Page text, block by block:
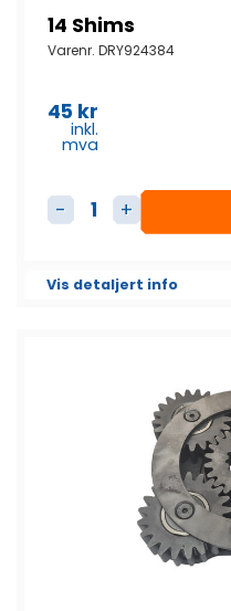
14 Shims
Varenr. DRY924384
45 kr
inkl.
mva
14 Shims antall
Vis detaljert info